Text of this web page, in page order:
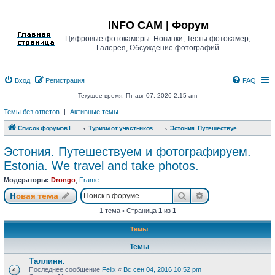
INFO CAM | Форум
Цифровые фотокамеры: Новинки, Тесты фотокамер,
Галерея, Обсуждение фотографий
Вход Регистрация FAQ
Текущее время: Пт авг 07, 2026 2:15 am
Темы без ответов | Активные темы
Список форумов INFO CAM | Форум
Эстония. Путешествуем и фотографируем.
Estonia. We travel and take photos.
Модераторы: Drongo Frame
Новая тема
Новая тема ПоискРасширенный
1 тема • Страница 1 из 1
Темы
Темы
Таллинн.
Последнее сообщение Felix « Вс сен 04, 2016 10:52 pm